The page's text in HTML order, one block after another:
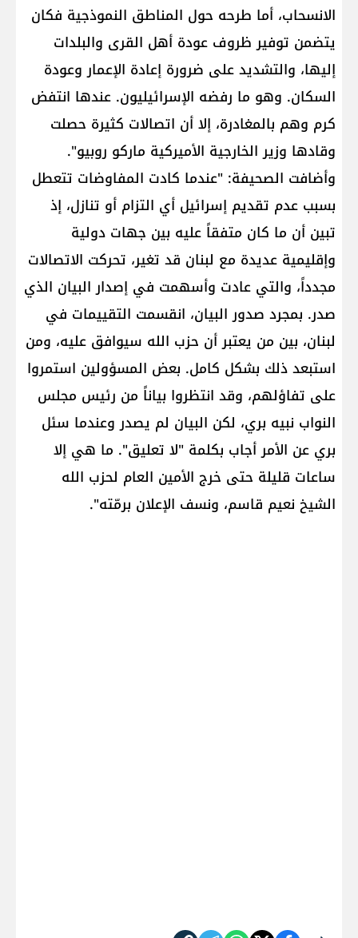
الانسحاب، أما طرحه حول المناطق النموذجية فكان
يتضمن توفير ظروف عودة أهل القرى والبلدات
إليها، والتشديد على ضرورة إعادة الإعمار وعودة
السكان. وهو ما رفضه الإسرائيليون. عندها انتفض
كرم وهم بالمغادرة، إلا أن اتصالات كثيرة حصلت
وقادها وزير الخارجية الأميركية ماركو روبيو".
وأضافت الصحيفة: "عندما كادت المفاوضات تتعطل
بسبب عدم تقديم إسرائيل أي التزام أو تنازل، إذ
تبين أن ما كان متفقاً عليه بين جهات دولية
وإقليمية عديدة مع لبنان قد تغير، تحركت الاتصالات
مجدداً، والتي عادت وأسهمت في إصدار البيان الذي
صدر. بمجرد صدور البيان، انقسمت التقييمات في
لبنان، بين من يعتبر أن حزب الله سيوافق عليه، ومن
استبعد ذلك بشكل كامل. بعض المسؤولين استمروا
على تفاؤلهم، وقد انتظروا بياناً من رئيس مجلس
النواب نبيه بري، لكن البيان لم يصدر وعندما سئل
بري عن الأمر أجاب بكلمة "لا تعليق". ما هي إلا
ساعات قليلة حتى خرج الأمين العام لحزب الله
الشيخ نعيم قاسم، ونسف الإعلان برمّته".